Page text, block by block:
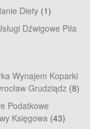
Diety (1)
Dźwigowe Piła
Wynajem Koparki
Grudziądz (8)
Podatkowe
Księgowa (43)